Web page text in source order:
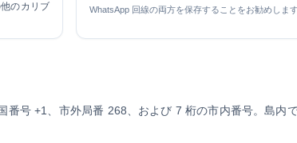
のカリブ
WhatsApp 回線の両方を保存することをお勧めします
番号 +1、市外局番 268、および 7 桁の市内番号。島内